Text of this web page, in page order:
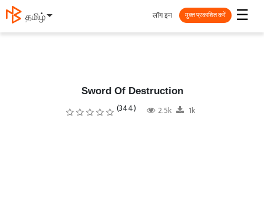
தமிழ் ☰
लॉग इन मुक्त प्रकाशित करें
Sword Of Destruction
(344) 2.5k 1k